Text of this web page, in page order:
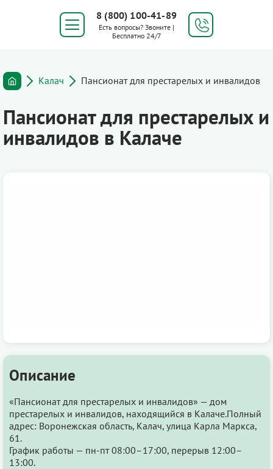
8 (800) 100-41-89
Есть вопросы? Звоните |
Бесплатно 24/7
Калач Пансионат для престарелых и инвалидов
Пансионат для престарелых и
инвалидов в Калаче
Описание
«Пансионат для престарелых и инвалидов» — дом
престарелых и инвалидов, находящийся в Калаче.Полный
адрес: Воронежская область, Калач, улица Карла Маркса,
61.
График работы — пн-пт 08:00–17:00, перерыв 12:00–
13:00.